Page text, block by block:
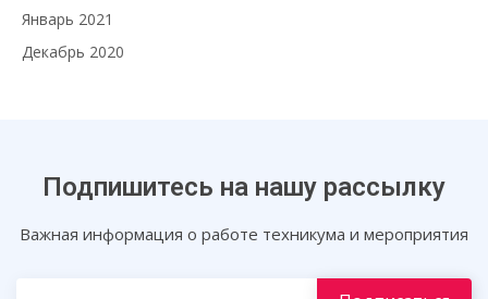
Январь 2021
Декабрь 2020
Подпишитесь на нашу рассылку
Важная информация о работе техникума и мероприятия